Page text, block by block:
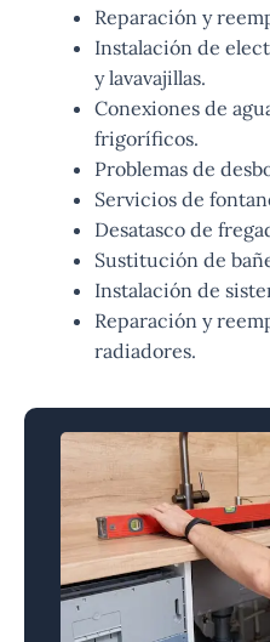
Reparación y
Instalación de
y lavavajillas.
Conexiones de
frigoríficos.
Problemas de
Servicios de
Desatasco de
Sustitución de
Instalación de
Reparación y
radiadores.